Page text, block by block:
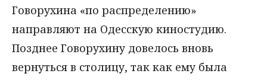
Говорухина «по распределению»
направляют на Одесскую киностудию.
Позднее Говорухину довелось вновь
вернуться в столицу, так как ему была